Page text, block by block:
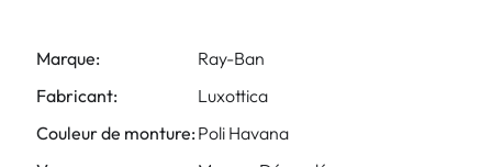
Marque:
Ray-Ban
Fabricant:
Luxottica
Couleur de monture: Poli Havana